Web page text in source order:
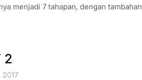
menjadi 7 tahapan, dengan tambahan
2